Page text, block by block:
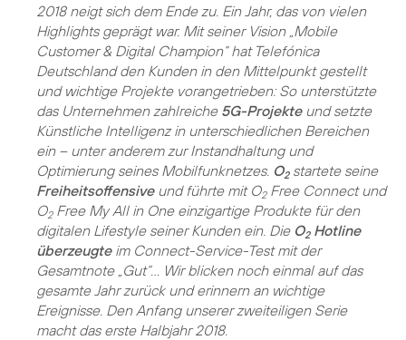
2018 neigt sich dem Ende zu. Ein Jahr, das von vielen
Highlights geprägt war. Mit seiner Vision „Mobile
Customer & Digital Champion“ hat Telefónica
Deutschland den Kunden in den Mittelpunkt gestellt
und wichtige Projekte vorangetrieben: So unterstützte
das Unternehmen zahlreiche 5G-Projekteund setzte
Künstliche Intelligenz in unterschiedlichen Bereichen
ein – unter anderem zur Instandhaltung und
Optimierung seines Mobilfunknetzes. O2startete seine
Freiheitsoffensiveund führte mit O2Free Connect und
O2Free My All in One einzigartige Produkte für den
digitalen Lifestyle seiner Kunden ein. Die O2Hotline
überzeugteim Connect-Service-Test mit der
Gesamtnote „Gut“... Wir blicken noch einmal auf das
gesamte Jahr zurück und erinnern an wichtige
Ereignisse. Den Anfang unserer zweiteiligen Serie
macht das erste Halbjahr 2018.